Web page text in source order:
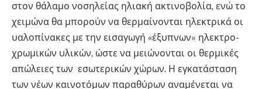
στον θάλαμο νοσηλείας ηλιακή ακτινοβολία, ενώ το
χειμώνα θα μπορούν να θερμαίνονται ηλεκτρικά οι
υαλοπίνακες με την εισαγωγή «έξυπνων» ηλεκτρο-
χρωμικών υλικών, ώστε να μειώνονται οι θερμικές
απώλειες των εσωτερικών χώρων. Η εγκατάσταση
των νέων καινοτόμων παραθύρων αναμένεται να